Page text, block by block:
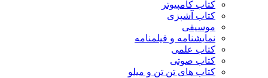
کتاب کامپیوتر
کتاب آشپزی
موسیقی
نمایشنامه و فیلمنامه
کتاب علمی
کتاب صوتی
کتاب های تن تن و میلو